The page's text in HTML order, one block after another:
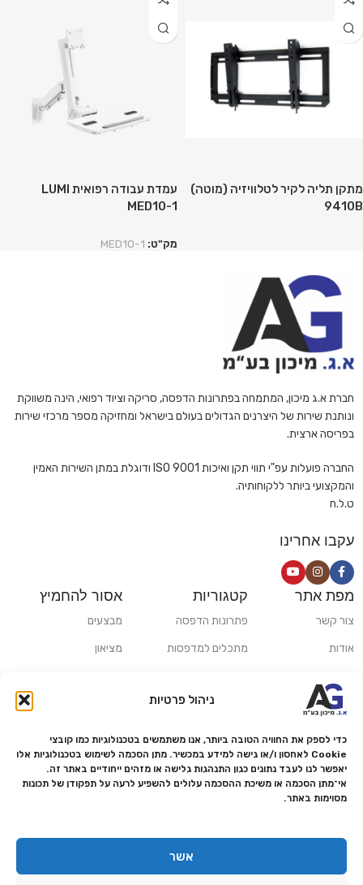
ניהול פרטיות
כדי לספק את החוויה הטובה ביותר, אנו משתמשים בטכנולוגיות כמו קובצי
Cookie לאחסון ו/או גישה למידע במכשיר. מתן הסכמה לשימוש בטכנולוגיות אלו
יאפשר לנו לעבד נתונים כגון התנהגות גלישה או מזהים ייחודיים באתר זה.
אי־מתן הסכמה או משיכת ההסכמה עלולים להשפיע לרעה על תפקודן של תכונות
מסוימות באתר.
אשר
מתקן תליה לקיר לטלוויזיה (מוטה)
9410B
עמדת עבודה רפואית LUMI
MED10-1
מק"ט: MED10-1
חברת א.ג מיכון, המתמחה בפתרונות הדפסה, סריקה וציוד רפואי, הינה משווקת
ונותנת שירות של היצרנים הגדולים בעולם בישראל ומחזיקה מספר מרכזי שירות
בפריסה ארצית.
החברה פועלות עפ"י תווי תקן ואיכות ISO 9001 ודוגלת במתן השירות האמין
והמקצועי ביותר ללקוחותיה.
ט.ל.ח
עקבו אחרינו
מפת אתר
צור קשר
אודות
משלוחים ואיסוף עצמי
מותגים
מעבדת תיקונים
מדיניות פרטיות
מדיניות החזרות והחזרים
קטגוריות
פתרונות הדפסה
מתכלים למדפסות
פתרונות סריקה
פתרונות למגזר הרפואי
אסור להחמיץ
מבצעים
מציאון